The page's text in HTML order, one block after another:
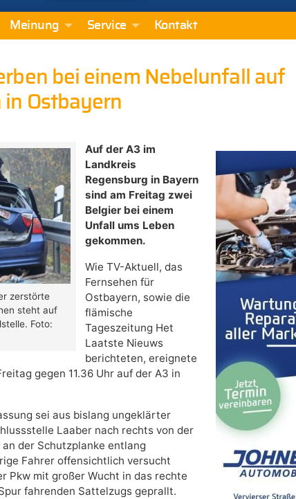
Meinung Service Kontakt
bei einem Nebelunfall auf
Ostbayern
zerstörte
steht auf
Foto:
Auf der A3 im
Landkreis
Regensburg in Bayern
sind am Freitag zwei
Belgier bei einem
Unfall ums Leben
gekommen.
Wie TV-Aktuell, das
Fernsehen für
Ostbayern, sowie die
flämische
Tageszeitung Het
Laatste Nieuws
berichteten, ereignete
gegen 11.36 Uhr auf der A3 in
sei aus bislang ungeklärter
Laaber nach rechts von der
der Schutzplanke entlang
Fahrer offensichtlich versucht
Pkw mit großer Wucht in das rechte
fahrenden Sattelzugs geprallt.